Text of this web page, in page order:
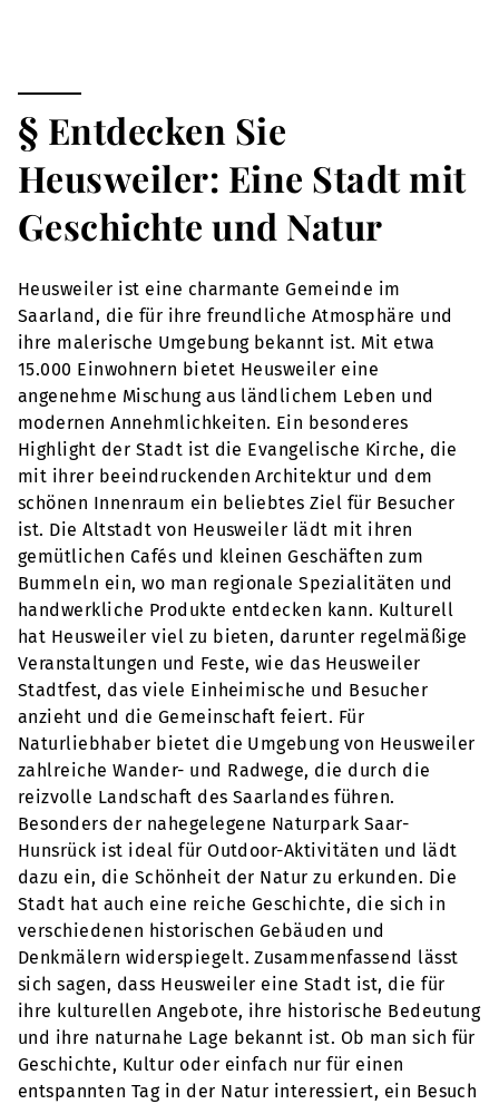
§ Entdecken Sie
Heusweiler: Eine Stadt mit
Geschichte und Natur
Heusweiler ist eine charmante Gemeinde im
Saarland, die für ihre freundliche Atmosphäre und
ihre malerische Umgebung bekannt ist. Mit etwa
15.000 Einwohnern bietet Heusweiler eine
angenehme Mischung aus ländlichem Leben und
modernen Annehmlichkeiten. Ein besonderes
Highlight der Stadt ist die Evangelische Kirche, die
mit ihrer beeindruckenden Architektur und dem
schönen Innenraum ein beliebtes Ziel für Besucher
ist. Die Altstadt von Heusweiler lädt mit ihren
gemütlichen Cafés und kleinen Geschäften zum
Bummeln ein, wo man regionale Spezialitäten und
handwerkliche Produkte entdecken kann. Kulturell
hat Heusweiler viel zu bieten, darunter regelmäßige
Veranstaltungen und Feste, wie das Heusweiler
Stadtfest, das viele Einheimische und Besucher
anzieht und die Gemeinschaft feiert. Für
Naturliebhaber bietet die Umgebung von Heusweiler
zahlreiche Wander- und Radwege, die durch die
reizvolle Landschaft des Saarlandes führen.
Besonders der nahegelegene Naturpark Saar-
Hunsrück ist ideal für Outdoor-Aktivitäten und lädt
dazu ein, die Schönheit der Natur zu erkunden. Die
Stadt hat auch eine reiche Geschichte, die sich in
verschiedenen historischen Gebäuden und
Denkmälern widerspiegelt. Zusammenfassend lässt
sich sagen, dass Heusweiler eine Stadt ist, die für
ihre kulturellen Angebote, ihre historische Bedeutung
und ihre naturnahe Lage bekannt ist. Ob man sich für
Geschichte, Kultur oder einfach nur für einen
entspannten Tag in der Natur interessiert, ein Besuch